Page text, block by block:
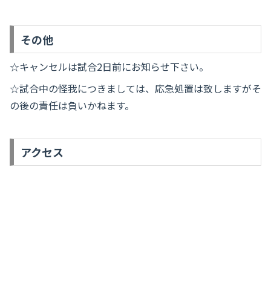
その他
☆キャンセルは試合2日前にお知らせ下さい。
☆試合中の怪我につきましては、応急処置は致しますがそ
の後の責任は負いかねます。
アクセス